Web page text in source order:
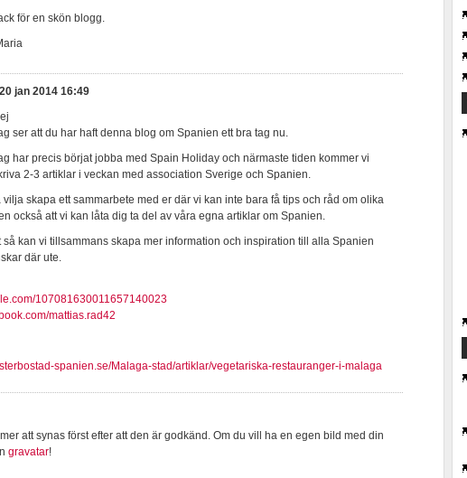
för en skön blogg.
jan 2014 16:49
ser att du har haft denna blog om Spanien ett bra tag nu.
har precis börjat jobba med Spain Holiday och närmaste tiden kommer vi
2-3 artiklar i veckan med association Sverige och Spanien.
skapa ett sammarbete med er där vi kan inte bara få tips och råd om olika
också att vi kan låta dig ta del av våra egna artiklar om Spanien.
så kan vi tillsammans skapa mer information och inspiration till alla Spanien
där ute.
107081630011657140023
mattias.rad42
spanien.se/Malaga-stad/artiklar/vegetariska-restauranger-i-malaga
att synas först efter att den är godkänd. Om du vill ha en egen bild med din
gravatar!